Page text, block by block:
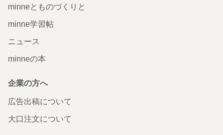
minneとものづくりと
minne学習帖
ニュース
minneの本
企業の方へ
広告出稿について
大口注文について